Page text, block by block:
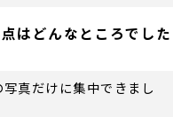
はどんなところでした
真だけに集中できまし